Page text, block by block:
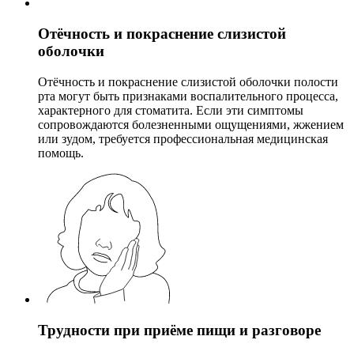
Отёчность и покраснение слизистой
оболочки
Отёчность и покраснение слизистой оболочки полости
рта могут быть признаками воспалительного процесса,
характерного для стоматита. Если эти симптомы
сопровождаются болезненными ощущениями, жжением
или зудом, требуется профессиональная медицинская
помощь.
Трудности при приёме пищи и разговоре